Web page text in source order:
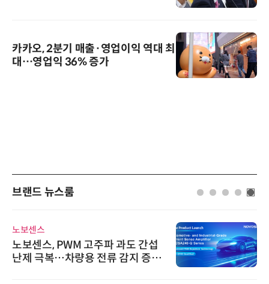
카카오, 2분기 매출·영업이익 역대 최
대…영업익 36% 증가
브랜드 뉴스룸
노보센스
노보센스, PWM 고주파 과도 간섭
난제 극복…차량용 전류 감지 증폭